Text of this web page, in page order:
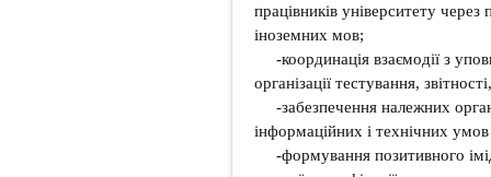
працівників університету через
іноземних мов;
-координація взаємодії з
організації тестування,
-забезпечення належних
інформаційних і технічних
-формування позитивного